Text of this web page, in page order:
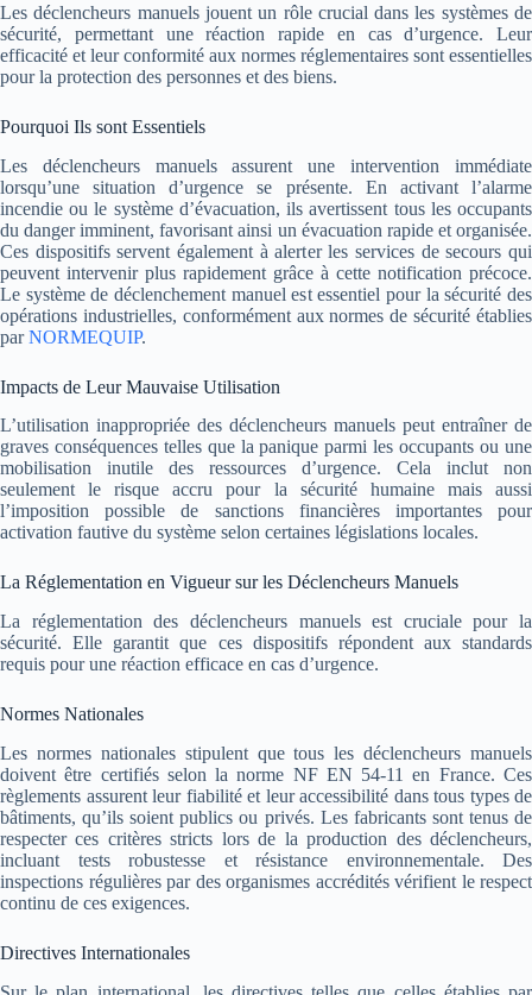
Les déclencheurs manuels jouent un rôle crucial dans les systèmes de
sécurité, permettant une réaction rapide en cas d’urgence. Leur
efficacité et leur conformité aux normes réglementaires sont essentielles
pour la protection des personnes et des biens.
Pourquoi Ils sont Essentiels
Les déclencheurs manuels assurent une intervention immédiate
lorsqu’une situation d’urgence se présente. En activant l’alarme
incendie ou le système d’évacuation, ils avertissent tous les occupants
du danger imminent, favorisant ainsi un évacuation rapide et organisée.
Ces dispositifs servent également à alerter les services de secours qui
peuvent intervenir plus rapidement grâce à cette notification précoce.
Le système de déclenchement manuel est essentiel pour la sécurité des
opérations industrielles, conformément aux normes de sécurité établies
parNORMEQUIP.
Impacts de Leur Mauvaise Utilisation
L’utilisation inappropriée des déclencheurs manuels peut entraîner de
graves conséquences telles que la panique parmi les occupants ou une
mobilisation inutile des ressources d’urgence. Cela inclut non
seulement le risque accru pour la sécurité humaine mais aussi
l’imposition possible de sanctions financières importantes pour
activation fautive du système selon certaines législations locales.
La Réglementation en Vigueur sur les Déclencheurs Manuels
La réglementation des déclencheurs manuels est cruciale pour la
sécurité. Elle garantit que ces dispositifs répondent aux standards
requis pour une réaction efficace en cas d’urgence.
Normes Nationales
Les normes nationales stipulent que tous les déclencheurs manuels
doivent être certifiés selon la norme NF EN 54-11 en France. Ces
règlements assurent leur fiabilité et leur accessibilité dans tous types de
bâtiments, qu’ils soient publics ou privés. Les fabricants sont tenus de
respecter ces critères stricts lors de la production des déclencheurs,
incluant tests robustesse et résistance environnementale. Des
inspections régulières par des organismes accrédités vérifient le respect
continu de ces exigences.
Directives Internationales